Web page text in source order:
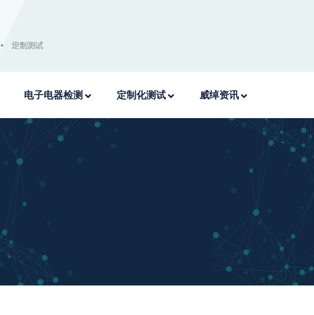
电子电器检测 定制化测试 威绰资讯